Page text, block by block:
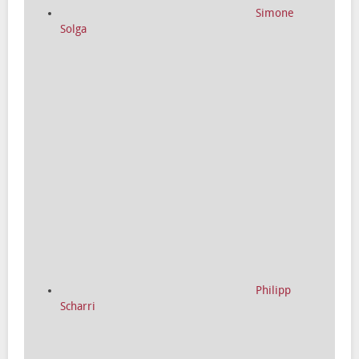
Simone
Solga
Philipp
Scharri